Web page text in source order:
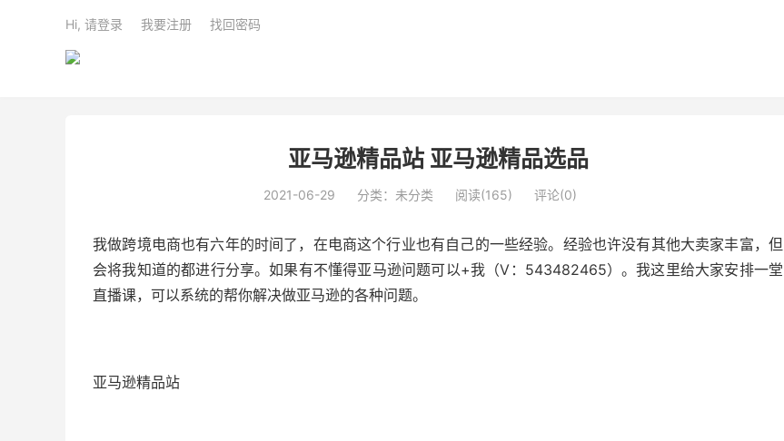
Hi, 请登录 我要注册 找回密码
亚马逊精品站 亚马逊精品选品
2021-06-29 分类：未分类 阅读(165) 评论(0)
我做跨境电商也有六年的时间了，在电商这个行业也有自己的一些经验。经验也许没有其他大卖家丰富，但
会将我知道的都进行分享。如果有不懂得亚马逊问题可以+我（V：543482465）。我这里给大家安排一堂
直播课，可以系统的帮你解决做亚马逊的各种问题。
亚马逊精品站